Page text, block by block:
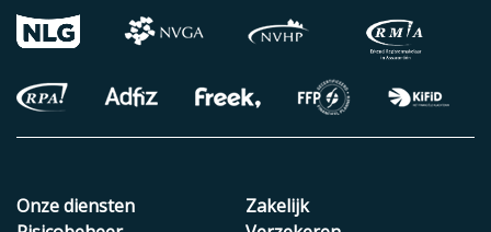
Onze diensten
Zakelijk